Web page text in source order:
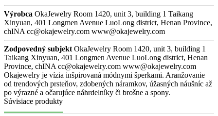
Výrobca OkaJewelry Room 1420, unit 3, building 1 Taikang
Xinyuan, 401 Longmen Avenue LuoLong district, Henan Province,
chINA cc@okajewelry.com www@okajewelry.com
Zodpovedný subjektOkaJewelry Room 1420, unit 3, building 1
Taikang Xinyuan, 401 Longmen Avenue LuoLong district, Henan
Province, chINA cc@okajewelry.com www@okajewelry.com
Okajewelry je vízia inšpirovaná módnymi šperkami. Aranžovanie
od trendových prsteňov, zdobených náramkov, úžasných náušníc až
po výrazné a očarujúce náhrdelníky či brošne a spony.
Súvisiace produkty